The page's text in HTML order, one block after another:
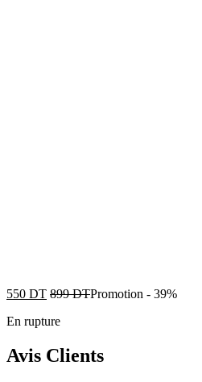
550 DT 899DTPromotion - 39%
En rupture
Avis Clients